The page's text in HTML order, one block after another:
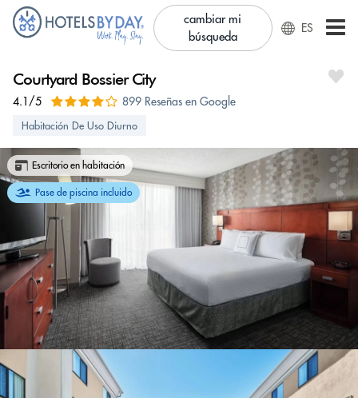
cambiar mi
búsqueda
ES
Courtyard Bossier City
4.1/5 899 Reseñas en Google
Habitación De Uso Diurno
Escritorio en habitación
Pase de piscina incluido